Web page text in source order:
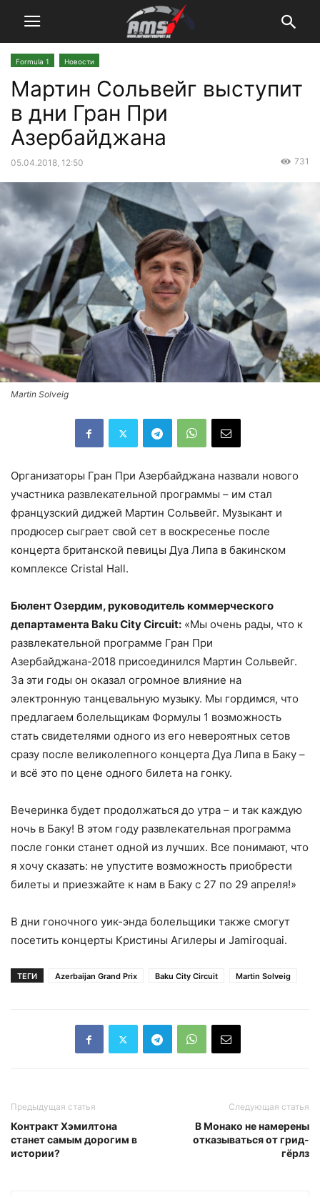
Formula 1 Новости
Мартин Сольвейг выступит
в дни Гран При
Азербайджана
05.04.2018, 12:50 731
Martin Solveig
Организаторы Гран При Азербайджана назвали нового
участника развлекательной программы – им стал
французский диджей Мартин Сольвейг. Музыкант и
продюсер сыграет свой сет в воскресенье после
концерта британской певицы Дуа Липа в бакинском
комплексе Cristal Hall.
Бюлент Озердим, руководитель коммерческого
департамента Baku City Circuit: «Мы очень рады, что к
развлекательной программе Гран При
Азербайджана-2018 присоединился Мартин Сольвейг.
За эти годы он оказал огромное влияние на
электронную танцевальную музыку. Мы гордимся, что
предлагаем болельщикам Формулы 1 возможность
стать свидетелями одного из его невероятных сетов
сразу после великолепного концерта Дуа Липа в Баку –
и всё это по цене одного билета на гонку.
Вечеринка будет продолжаться до утра – и так каждую
ночь в Баку! В этом году развлекательная программа
после гонки станет одной из лучших. Все понимают, что
я хочу сказать: не упустите возможность приобрести
билеты и приезжайте к нам в Баку с 27 по 29 апреля!»
В дни гоночного уик-энда болельщики также смогут
посетить концерты Кристины Агилеры и Jamiroquai.
ТЕГИ Azerbaijan Grand Prix Baku City Circuit Martin Solveig
Предыдущая статья
Контракт Хэмилтона
станет самым дорогим в
истории?
Следующая статья
В Монако не намерены
отказываться от грид-
гёрлз